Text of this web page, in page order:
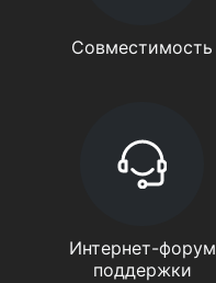
Совместимость
Интернет-форум
поддержки